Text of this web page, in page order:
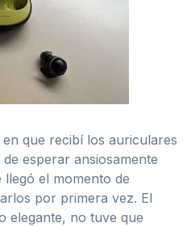
que recibí los auriculares
esperar ansiosamente
el momento de
por primera vez. El
elegante, no tuve que